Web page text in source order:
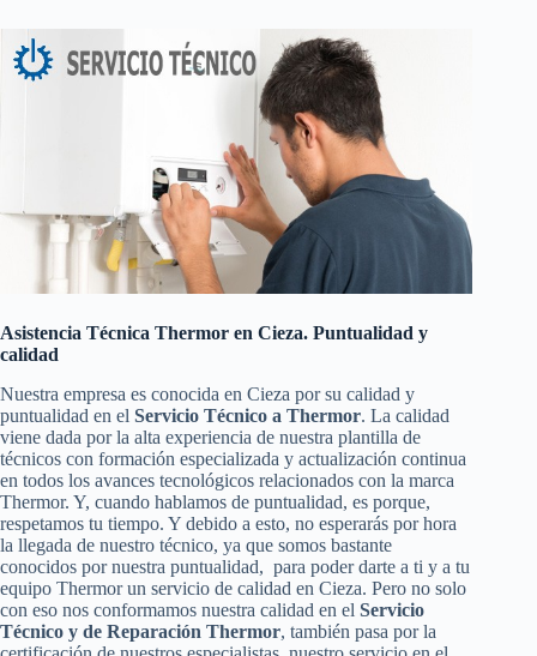
Asistencia Técnica Thermor en Cieza. Puntualidad y
calidad
Nuestra empresa es conocida en Cieza por su calidad y
puntualidad en el Servicio Técnico a Thermor. La calidad
viene dada por la alta experiencia de nuestra plantilla de
técnicos con formación especializada y actualización continua
en todos los avances tecnológicos relacionados con la marca
Thermor. Y, cuando hablamos de puntualidad, es porque,
respetamos tu tiempo. Y debido a esto, no esperarás por hora
la llegada de nuestro técnico, ya que somos bastante
conocidos por nuestra puntualidad, para poder darte a ti y a tu
equipo Thermor un servicio de calidad en Cieza. Pero no solo
con eso nos conformamos nuestra calidad en el Servicio
Técnico y de Reparación Thermor, también pasa por la